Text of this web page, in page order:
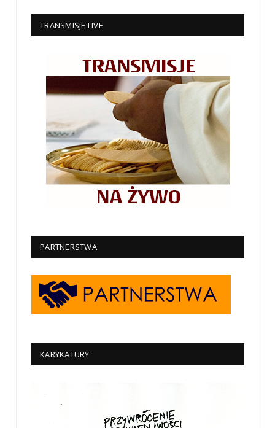
TRANSMISJE LIVE
PARTNERSTWA
KARYKATURY